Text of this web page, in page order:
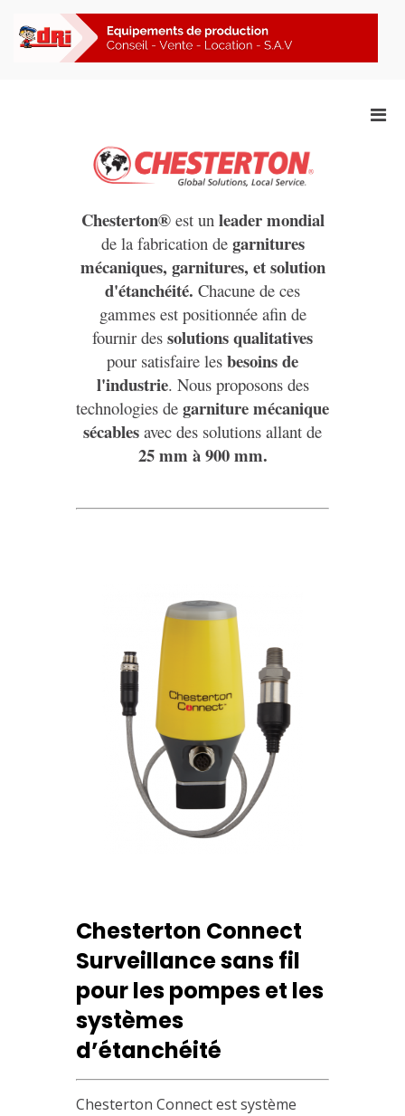
contenu
Chesterton® est unleader mondial
de la fabrication de garnitures
mécaniques, garnitures, et solution
d'étanchéité. Chacune de ces
gammes est positionnée afin de
fournir des solutions qualitatives
pour satisfaire les besoins de
l'industrie. Nous proposons des
technologies de garniture mécanique
sécables avec des solutions allant de
25 mm à 900 mm.
Chesterton Connect
Surveillance sans fil
pour les pompes et les
systèmes
d’étanchéité
Chesterton Connect est système